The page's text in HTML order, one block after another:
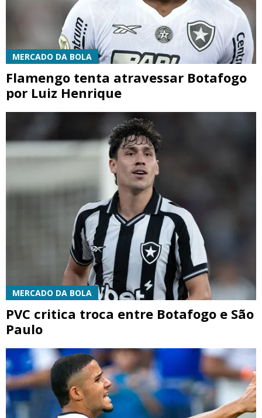
MERCADO DA BOLA
Flamengo tenta atravessar Botafogo
por Luiz Henrique
MERCADO DA BOLA
PVC critica troca entre Botafogo e São
Paulo